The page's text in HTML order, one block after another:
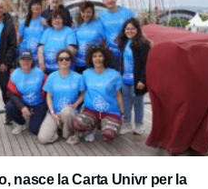
nasce la Carta Univr per la